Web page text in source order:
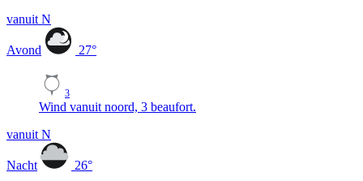
vanuit N
Avond 27°
3
Wind vanuit noord, 3 beaufort.
vanuit N
Nacht 26°